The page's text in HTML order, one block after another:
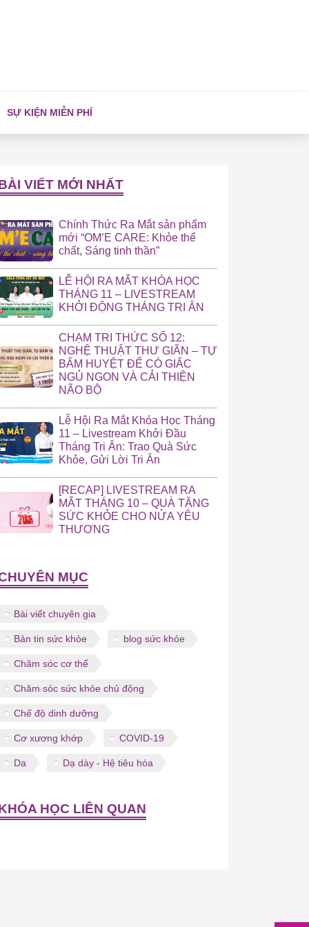
SỰ KIỆN MIỄN PHÍ
VIẾT MỚI NHẤT
Chính Thức Ra Mắt sản phẩm
mới “OM’E CARE: Khỏe thể
chất, Sáng tinh thần”
LỄ HỘI RA MẮT KHÓA HỌC
THÁNG 11 – LIVESTREAM
KHỞI ĐỘNG THÁNG TRI ÂN
CHẠM TRI THỨC SỐ 12:
NGHỆ THUẬT THƯ GIÃN – TỰ
BẤM HUYỆT ĐỂ CÓ GIẤC
NGỦ NGON VÀ CẢI THIỆN
NÃO BỘ
Lễ Hội Ra Mắt Khóa Học Tháng
11 – Livestream Khởi Đầu
Tháng Tri Ân: Trao Quà Sức
Khỏe, Gửi Lời Tri Ân
[RECAP] LIVESTREAM RA
MẮT THÁNG 10 – QUÀ TẶNG
SỨC KHỎE CHO NỬA YÊU
THƯƠNG
MỤC
Bài viết chuyên gia
Bản tin sức khỏe blog sức khỏe
Chăm sóc cơ thể
Chăm sóc sức khỏe chủ động
Chế độ dinh dưỡng
Cơ xương khớp COVID-19
Da Dạ dày - Hệ tiêu hóa
HỌC LIÊN QUAN